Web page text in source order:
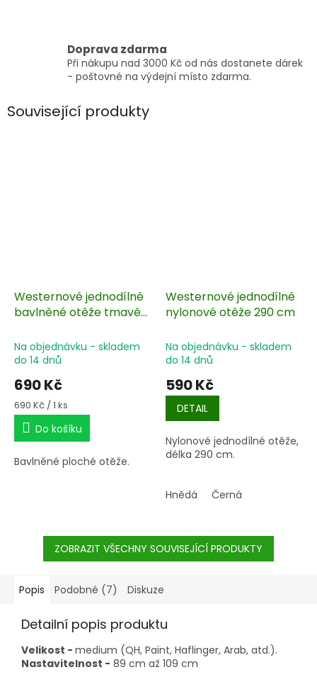
Doprava zdarma
Při nákupu nad 3000 Kč od nás dostanete dárek
- poštovné na výdejní místo zdarma.
Související produkty
Westernové jednodílné
bavlněné otěže tmavě
Na objednávku - skladem
do 14 dnů
690 Kč
Měrná
cena:
690 Kč / 1 ks
Do košíku
Bavlněné ploché otěže.
Westernové jednodílné
nylonové otěže 290 cm
Na objednávku - skladem
do 14 dnů
590 Kč
DETAIL
Nylonové jednodílné otěže,
délka 290 cm.
Hnědá Černá
ZOBRAZIT VŠECHNY SOUVISEJÍCÍ PRODUKTY
Popis Podobné (7) Diskuze
Detailní popis produktu
Velikost - medium (QH, Paint, Haflinger, Arab, atd.).
Nastavitelnost - 89 cm až 109 cm